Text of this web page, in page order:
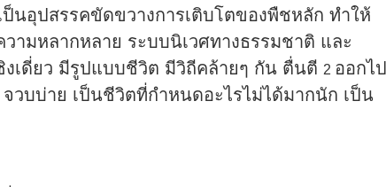
นอุปสรรคขัดขวางการเติบโตของพืชหลัก ทำให้
ามหลากหลาย ระบบนิเวศทางธรรมชาติ และ
งเดี่ยว มีรูปแบบชีวิต มีวิถีคล้ายๆ กัน ตื่นตี 2 ออกไป
จวบบ่าย เป็นชีวิตที่กำหนดอะไรไม่ได้มากนัก เป็น